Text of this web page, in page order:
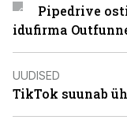
Pipedrive
idufirma
UUDISED
TikTok suunab